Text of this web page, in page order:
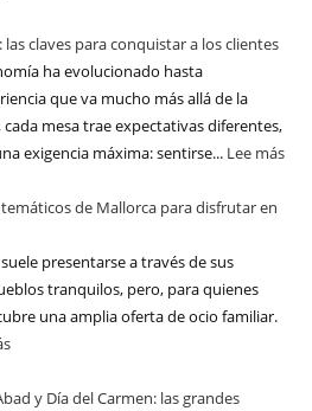
claves para conquistar a los clientes
ha evolucionado hasta
que va mucho más allá de la
mesa trae expectativas diferentes,
exigencia máxima: sentirse... Lee más
de Mallorca para disfrutar en
presentarse a través de sus
tranquilos, pero, para quienes
una amplia oferta de ocio familiar.
y Día del Carmen: las grandes